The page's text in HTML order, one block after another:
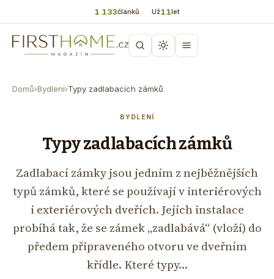
1 133článků Už11let
Domů›Bydlení›Typy zadlabacích zámků
BYDLENÍ
Typy zadlabacích zámků
Zadlabací zámky jsou jedním z nejběžnějších
typů zámků, které se používají v interiérových
i exteriérových dveřích. Jejich instalace
probíhá tak, že se zámek „zadlabává“ (vloží) do
předem připraveného otvoru ve dveřním
křídle. Které typy…